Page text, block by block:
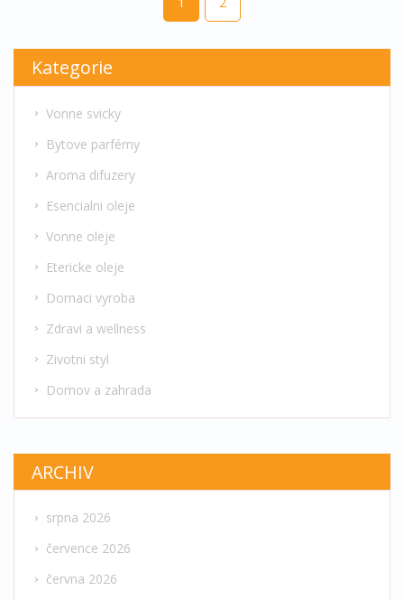
Kategorie
Vonne svicky
Bytove parfémy
Aroma difuzery
Esencialni oleje
Vonne oleje
Etericke oleje
Domaci vyroba
Zdravi a wellness
Zivotni styl
Domov a zahrada
ARCHIV
srpna 2026
července 2026
června 2026